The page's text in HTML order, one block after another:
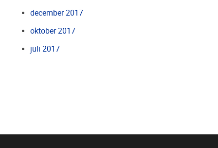
december 2017
oktober 2017
juli 2017